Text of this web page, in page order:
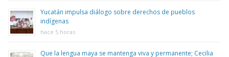
Yucatán impulsa diálogo sobre derechos de pueblos
indígenas
hace 5 horas
Que la lengua maya se mantenga viva y permanente; Cecilia